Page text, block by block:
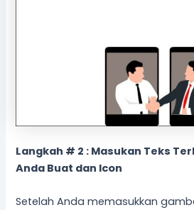
Langkah # 2 : Masukan Teks
Anda Buat dan Icon
Setelah Anda memasukkan